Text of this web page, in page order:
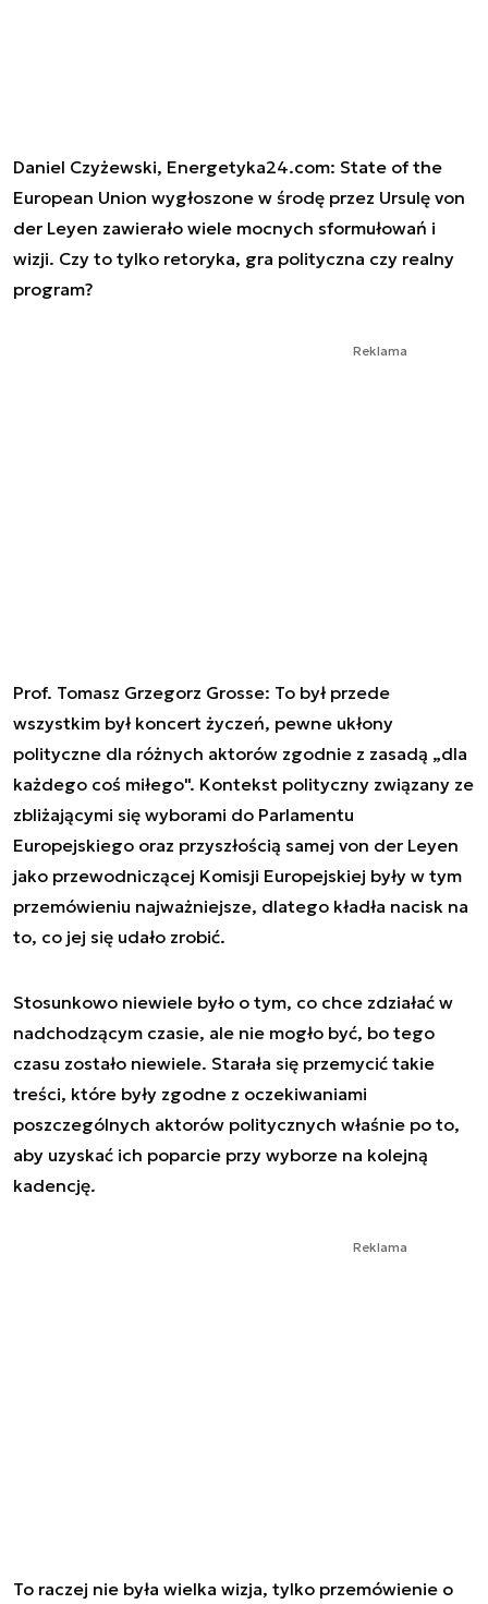
Daniel Czyżewski, Energetyka24.com: State of the
European Union wygłoszone w środę przez Ursulę von
der Leyen zawierało wiele mocnych sformułowań i
wizji. Czy to tylko retoryka, gra polityczna czy realny
program?
Reklama
Prof. Tomasz Grzegorz Grosse: To był przede
wszystkim był koncert życzeń, pewne ukłony
polityczne dla różnych aktorów zgodnie z zasadą „dla
każdego coś miłego". Kontekst polityczny związany ze
zbliżającymi się wyborami do Parlamentu
Europejskiego oraz przyszłością samej von der Leyen
jako przewodniczącej Komisji Europejskiej były w tym
przemówieniu najważniejsze, dlatego kładła nacisk na
to, co jej się udało zrobić.
Stosunkowo niewiele było o tym, co chce zdziałać w
nadchodzącym czasie, ale nie mogło być, bo tego
czasu zostało niewiele. Starała się przemycić takie
treści, które były zgodne z oczekiwaniami
poszczególnych aktorów politycznych właśnie po to,
aby uzyskać ich poparcie przy wyborze na kolejną
kadencję.
Reklama
To raczej nie była wielka wizja, tylko przemówienie o